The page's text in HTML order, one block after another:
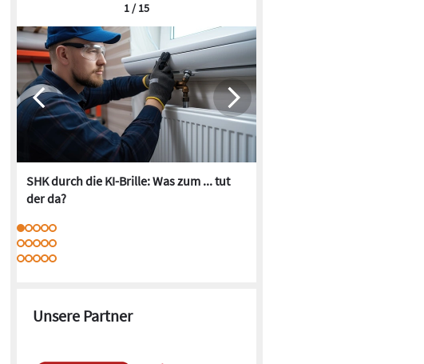
SHK durch die KI-Brille: Was zum ... tut
der da?
1 / 15
Unsere Partner